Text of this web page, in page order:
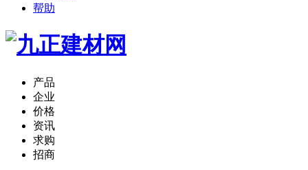
帮助
产品
企业
价格
资讯
求购
招商